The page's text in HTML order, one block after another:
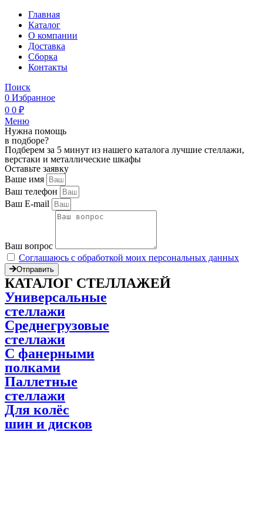
Главная
Каталог
О компании
Доставка
Сборка
Контакты
Поиск
0 Избранное
0 0 ₽
Меню
Нужна помощь
в подборе?
Подберем за 5 минут из нашего каталога лучшие стеллажи,
верстаки и металлические шкафы
Оставьте заявку
Ваше имя
Ваш телефон
Ваш E-mail
Ваш вопрос
Соглашаюсь с обработкой моих персональных данных
Отправить
КАТАЛОГ СТЕЛЛАЖЕЙ
Универсальные
стеллажи
Среднегрузовые
стеллажи
С фанерными
полками
Паллетные
стеллажи
Для колёс
шин и дисков